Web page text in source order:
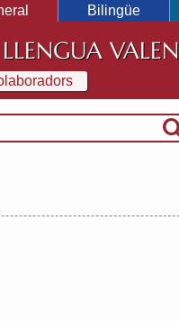
Bilingüe